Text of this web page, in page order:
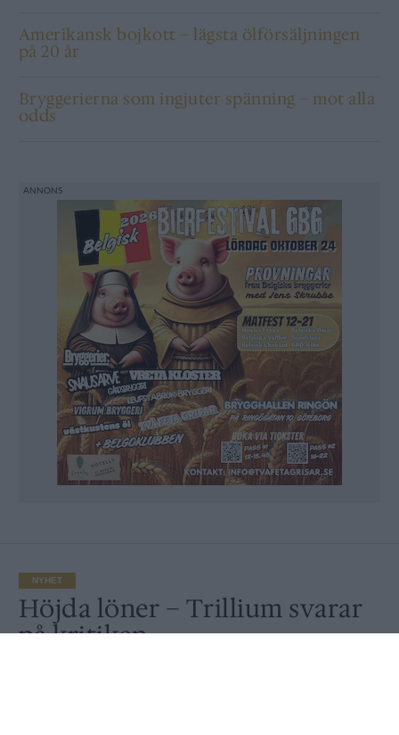
Amerikansk bojkott – lägsta ölförsäljningen
på 20 år
Bryggerierna som ingjuter spänning – mot alla
odds
NYHET
Höjda löner – Trillium svarar
på kritiken